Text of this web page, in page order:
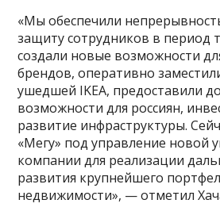
«Мы обеспечили
защиту сотрудников в период
создали новые возможности
брендов, оперативно
ушедшей IKEA, предоставили
возможности для россиян,
развитие инфраструктуры.
«Мегу» под управление новой
компании для реализации
развития крупнейшего
недвижимости», — отметил